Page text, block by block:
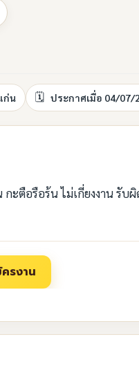
ก่น ประกาศเมื่อ 04/07/
ะตือรือร้น ไม่เกี่ยงงาน รั